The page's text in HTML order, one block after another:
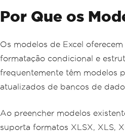
Por Que os
Os modelos de Excel
formatação condicional e
frequentemente têm modelos
atualizados de bancos de
Ao preencher modelos
suporta formatos XLSX, XLS,